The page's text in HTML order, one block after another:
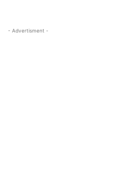
- Advertisment -